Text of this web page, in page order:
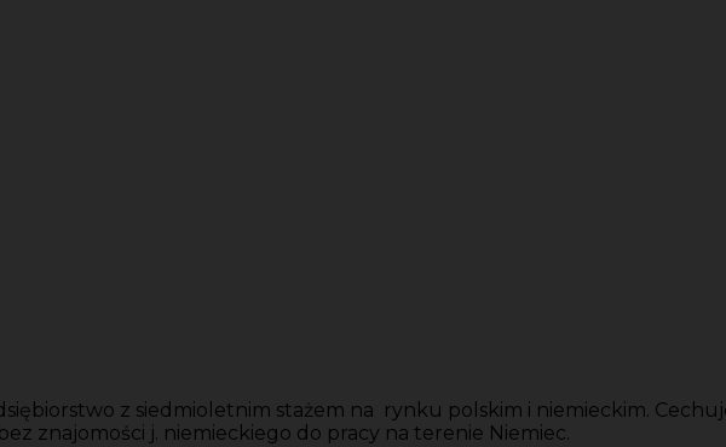
z siedmioletnim stażem na rynku polskim i niemieckim.
znajomości j. niemieckiego do pracy na terenie Niemiec.